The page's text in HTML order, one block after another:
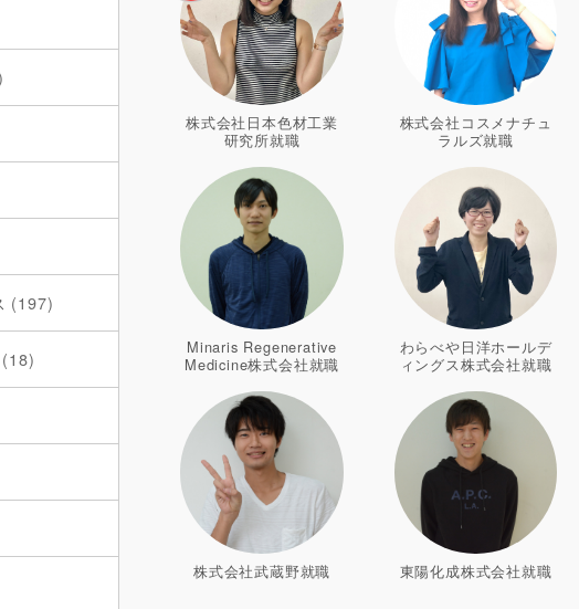
(197)
(18)
株式会社日本色材工業
研究所就職
株式会社コスメナチュ
ラルズ就職
Minaris Regenerative
Medicine株式会社就職
わらべや日洋ホールデ
ィングス株式会社就職
株式会社武蔵野就職 東陽化成株式会社就職